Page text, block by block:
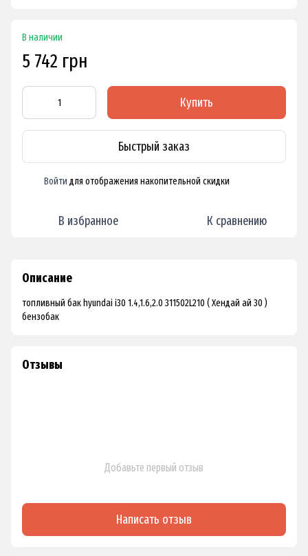
В наличии
5 742 грн
Купить
Быстрый заказ
Войти для отображения накопительной скидки
В избранное К сравнению
Описание
топливный бак hyundai i30 1.4,1.6,2.0 311502L210 ( Хендай ай 30 )
бензобак
Отзывы
Добавьте первый отзыв
Написать отзыв